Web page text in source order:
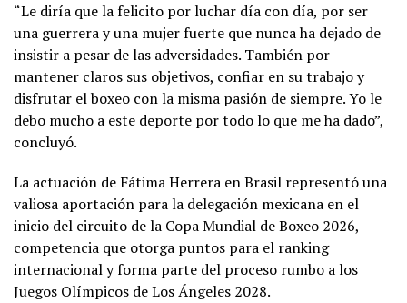
“Le diría que la felicito por luchar día con día, por ser
una guerrera y una mujer fuerte que nunca ha dejado de
insistir a pesar de las adversidades. También por
mantener claros sus objetivos, confiar en su trabajo y
disfrutar el boxeo con la misma pasión de siempre. Yo le
debo mucho a este deporte por todo lo que me ha dado”,
concluyó.
La actuación de Fátima Herrera en Brasil representó una
valiosa aportación para la delegación mexicana en el
inicio del circuito de la Copa Mundial de Boxeo 2026,
competencia que otorga puntos para el ranking
internacional y forma parte del proceso rumbo a los
Juegos Olímpicos de Los Ángeles 2028.